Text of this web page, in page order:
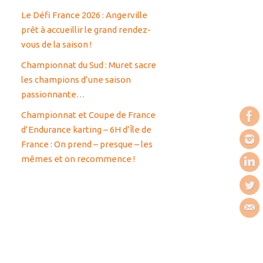
Le Défi France 2026 : Angerville
prêt à accueillir le grand rendez-
vous de la saison !
Championnat du Sud : Muret sacre
les champions d’une saison
passionnante…
Championnat et Coupe de France
d’Endurance karting – 6H d’Île de
France : On prend – presque – les
mêmes et on recommence !